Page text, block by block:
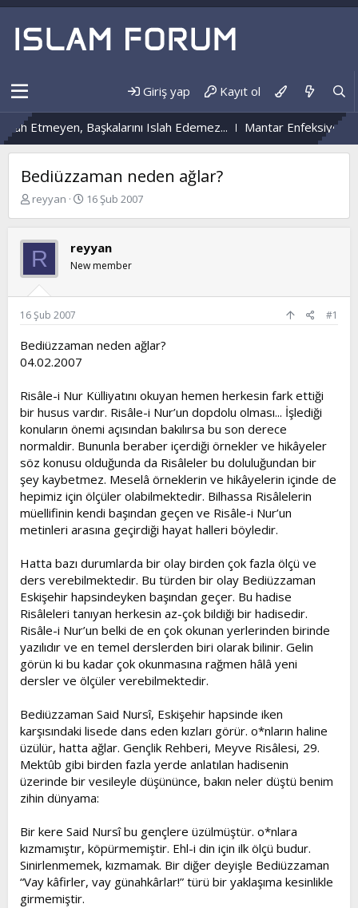
Giriş yap Kayıt ol
Etmeyen, Başkalarını Islah Edemez... Mantar Enfeksiyonu
Bediüzzaman neden ağlar?
K
b
u
y
u
b
a
l
a
t
n
reyyan
B
a
n
ı
a
i
16 Şub 2007
R reyyan
New member
16 Şub 2007 #1
Bediüzzaman neden ağlar?
04.02.2007
Risâle-i Nur Külliyatını okuyan hemen herkesin fark ettiği
bir husus vardır. Risâle-i Nur’un dopdolu olması... İşlediği
konuların önemi açısından bakılırsa bu son derece
normaldir. Bununla beraber içerdiği örnekler ve hikâyeler
söz konusu olduğunda da Risâleler bu doluluğundan bir
şey kaybetmez. Meselâ örneklerin ve hikâyelerin içinde de
hepimiz için ölçüler olabilmektedir. Bilhassa Risâlelerin
müellifinin kendi başından geçen ve Risâle-i Nur’un
metinleri arasına geçirdiği hayat halleri böyledir.
Hatta bazı durumlarda bir olay birden çok fazla ölçü ve
ders verebilmektedir. Bu türden bir olay Bediüzzaman
Eskişehir hapsindeyken başından geçer. Bu hadise
Risâleleri tanıyan herkesin az-çok bildiği bir hadisedir.
Risâle-i Nur’un belki de en çok okunan yerlerinden birinde
yazılıdır ve en temel derslerden biri olarak bilinir. Gelin
görün ki bu kadar çok okunmasına rağmen hâlâ yeni
dersler ve ölçüler verebilmektedir.
Bediüzzaman Said Nursî, Eskişehir hapsinde iken
karşısındaki lisede dans eden kızları görür. o*nların haline
üzülür, hatta ağlar. Gençlik Rehberi, Meyve Risâlesi, 29.
Mektûb gibi birden fazla yerde anlatılan hadisenin
üzerinde bir vesileyle düşününce, bakın neler düştü benim
zihin dünyama:
Bir kere Said Nursî bu gençlere üzülmüştür. o*nlara
kızmamıştır, köpürmemiştir. Ehl-i din için ilk ölçü budur.
Sinirlenmemek, kızmamak. Bir diğer deyişle Bediüzzaman
“Vay kâfirler, vay günahkârlar!” türü bir yaklaşıma kesinlikle
girmemiştir.